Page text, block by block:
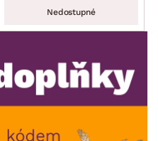
Nedostupné